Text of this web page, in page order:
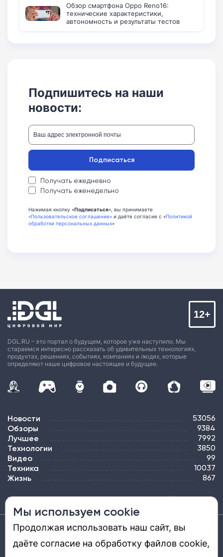
Обзор смартфона Oppo Reno16:
технические характеристики,
автономность и результаты тестов
Подпишитесь на наши
новости:
Получать ежедневно
Получать еженедельно
Подписаться
Нажимая кнопку «Подписаться», вы принимаете
«Пользовательское соглашение» и даёте согласие с «Политикой
обработки персональных данных»
DGL.RU – это портал о будущем, которое уже наступило. Мы
стараемся интересно рассказать об удивительных технологиях,
продуктах, решениях, событиях, компаниях и людях, которые
определяют наше цифровое настоящее и будущее.
12+
Новости 53056
Обзоры 9384
Лучшее 7992
Технологии 3850
Видео 99
Техника 10037
Жизнь 867
ПОДПИСКА РЕКЛАМА КОНТАКТЫ КАРТА САЙТА ТЭГИ
Средство массовой информации «DGL.RU — Цифровой мир» (www.dgl.ru).
Реестровая запись средства массовой информации (СМИ) сетевого издания ЭЛ №
ФС 77 - 81669, выдано Роскомнадзором 27.08.2021. Учредитель: ООО «ДиДжиЭль».
Главный редактор: Шкред Т. В. Телефон редакции +7901-907-1590. Адрес
Мы используем cookie
Продолжая использовать наш сайт, вы
даёте согласие на обработку файлов cookie,